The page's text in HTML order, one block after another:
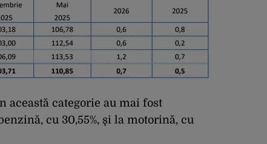
categorie au mai fost
cu 30,55%, şi la motorină, cu